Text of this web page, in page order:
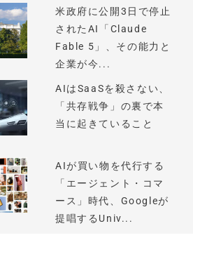
米政府に公開3日で停止
されたAI「Claude
Fable 5」、その能力と
企業が今...
AIはSaaSを殺さない、
「共存戦争」の裏で本
当に起きていること
AIが買い物を代行する
「エージェント・コマ
ース」時代、Googleが
提唱するUniv...